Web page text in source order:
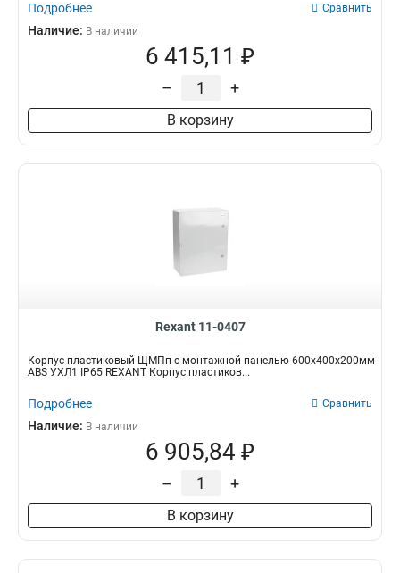
Подробнее Сравнить
Наличие: В наличии
6 415,11 ₽
– +
В корзину
Rexant 11-0407
Корпус пластиковый ЩМПп с монтажной панелью 600х400х200мм
ABS УХЛ1 IP65 REXANT Корпус пластиков...
Подробнее Сравнить
Наличие: В наличии
6 905,84 ₽
– +
В корзину